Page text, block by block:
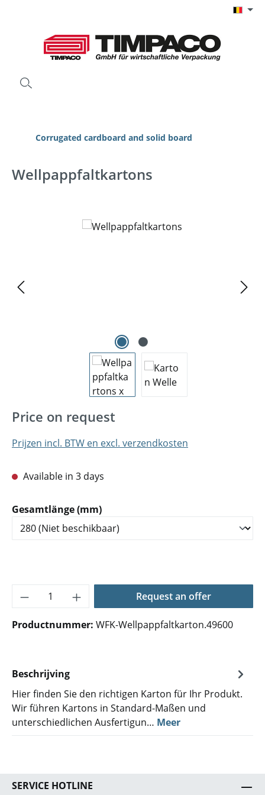
Corrugated cardboard and solid board
Wellpappfaltkartons
Afbeeldingengalerij overslaan
Price on request
Prijzen incl. BTW en excl. verzendkosten
Available in 3 days
Selecteer
Gesamtlänge (mm)
Producthoeveelheid: Voer de gewenste
Request an offer
Productnummer: WFK-Wellpappfaltkarton.49600
Beschrijving
Hier finden Sie den richtigen Karton für Ihr Produkt.
Wir führen Kartons in Standard-Maßen und
unterschiedlichen Ausfertigun… Meer
SERVICE HOTLINE